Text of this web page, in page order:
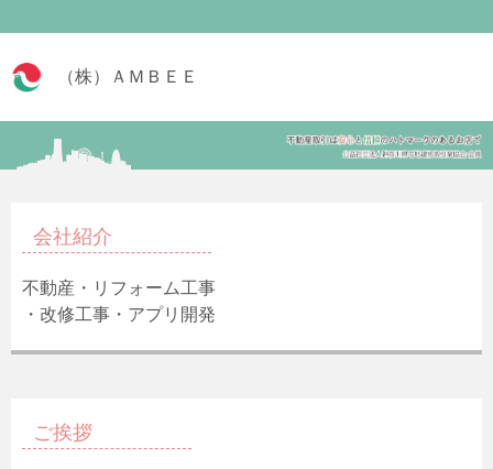
（株）ＡＭＢＥＥ
会社紹介
不動産・リフォーム工事
・改修工事・アプリ開発
ご挨拶